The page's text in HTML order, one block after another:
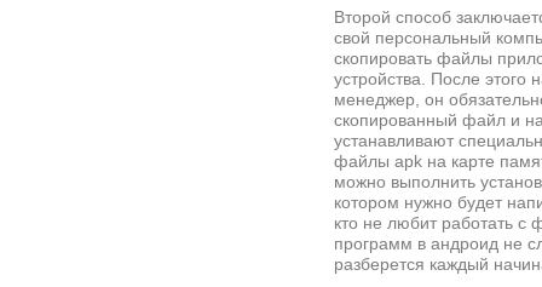
Второй способ
свой персональный
скопировать файлы
устройства. После
менеджер, он
скопированный файл и
устанавливают
файлы apk на карте
можно выполнить
котором нужно будет
кто не любит работать
программ в андроид не
разберется каждый